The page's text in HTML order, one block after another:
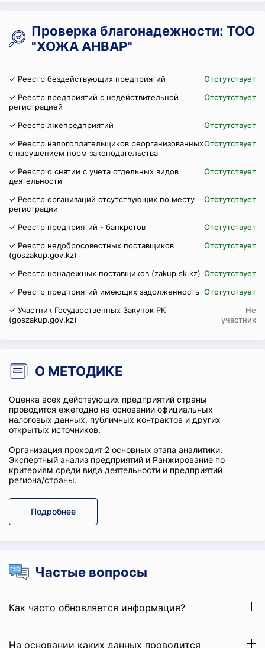
Проверка благонадежности: ТОО
"ХОЖА АНВАР"
✓ Реестр бездействующих предприятий
Отстутствует
✓ Реестр предприятий с недействительной
регистрацией
Отстутствует
✓ Реестр лжепредприятий
Отстутствует
✓ Реестр налогоплательщиков реорганизованных
с нарушением норм законодательства
Отстутствует
✓ Реестр о снятии с учета отдельных видов
деятельности
Отстутствует
✓ Реестр организаций отсутствующих по месту
регистрации
Отстутствует
✓ Реестр предприятий - банкротов
Отстутствует
✓ Реестр недобросовестных поставщиков
(goszakup.gov.kz)
Отстутствует
✓ Реестр ненадежных поставщиков (zakup.sk.kz) Отстутствует
✓ Реестр предприятий имеющих задолженность Отстутствует
✓ Участник Государственных Закупок РК
(goszakup.gov.kz)
Не
участник
О МЕТОДИКЕ
Оценка всех действующих предприятий страны
проводится ежегодно на основании официальных
налоговых данных, публичных контрактов и других
открытых источников.
Организация проходит 2 основных этапа аналитики:
Экспертный анализ предприятий и Ранжирование по
критериям среди вида деятельности и предприятий
региона/страны.
Подробнее
Частые вопросы
Как часто обновляется информация?
На основании каких данных проводится